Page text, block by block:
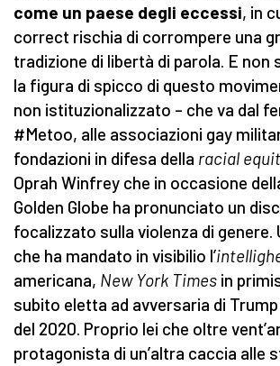
come un paese degli eccessi, in
correct rischia di corrompere una
tradizione di libertà di parola. E non
la figura di spicco di questo
non istituzionalizzato – che va dal
#Metoo, alle associazioni gay
fondazioni in difesa della racial
Oprah Winfrey che in occasione
Golden Globe ha pronunciato un
focalizzato sulla violenza di genere.
che ha mandato in visibilio l’
americana, New York Times in
subito eletta ad avversaria di
del 2020. Proprio lei che oltre
protagonista di un’altra caccia alle